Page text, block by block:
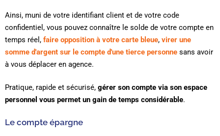
Ainsi, muni de votre identifiant client et de votre code
confidentiel, vous pouvez connaître le solde de votre compte en
temps réel, faire opposition à votre carte bleue, virer une
somme d'argent sur le compte d'une tierce personne sans avoir
à vous déplacer en agence.
Pratique, rapide et sécurisé, gérer son compte via son espace
personnel vous permet un gain de temps considérable.
Le compte épargne